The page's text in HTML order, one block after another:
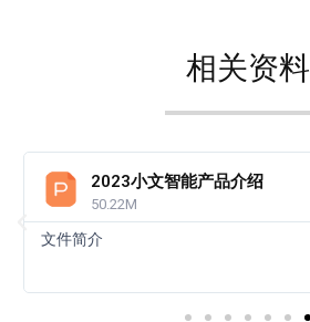
相关资料
2023小文智能产品介绍
50.22M
文件简介